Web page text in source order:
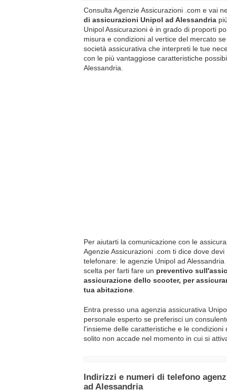
Consulta Agenzie Assicurazioni .com e vai
di assicurazioni Unipol ad Alessandria
Unipol Assicurazioni è in grado di proporti
misura e condizioni al vertice del mercato
società assicurativa che interpreti le tue
con le più vantaggiose caratteristiche
Alessandria.
Per aiutarti la comunicazione con le
Agenzie Assicurazioni .com ti dice dove
telefonare: le agenzie Unipol ad
scelta per farti fare un preventivo
assicurazione dello scooter, per
tua abitazione.
Entra presso una agenzia assicurativa
personale esperto se preferisci un
l'insieme delle caratteristiche e le
solito non accade nel momento in cui si
Indirizzi e numeri di telefono
ad Alessandria